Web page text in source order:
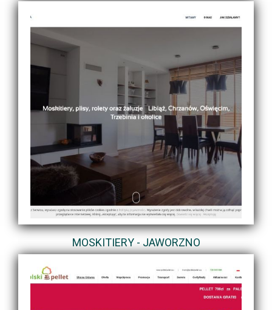
MOSKITIERY - JAWORZNO